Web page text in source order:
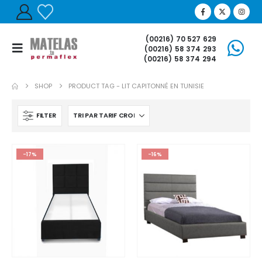
(00216) 70 527 629
(00216) 58 374 293
(00216) 58 374 294
SHOP PRODUCT TAG - LIT CAPITONNÉ EN TUNISIE
FILTER
-17% -16%